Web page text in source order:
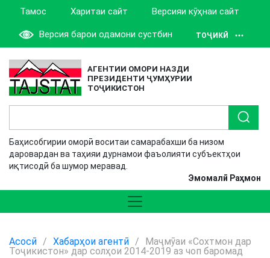
Тамос Харитаи сайт Версияи кӯҳнаи сайт
Версия барои одамони сустбин ТОҶИКӢ
АГЕНТИИ ОМОРИ НАЗДИ
ПРЕЗИДЕНТИ ҶУМҲУРИИ
ТОҶИКИСТОН
Баҳисобгирии оморӣ воситаи самарабахши ба низом
даровардан ва таҳияи дурнамои фаъолияти субъектҳои
иқтисодӣ ба шумор меравад.
Эмомалӣ Раҳмон
Асосӣ / Хабарҳои агентӣ /
Маҷмӯаи «Сохтмон дар
Тоҷикистон» дар солҳои 2014-2019 аз чоп баромад